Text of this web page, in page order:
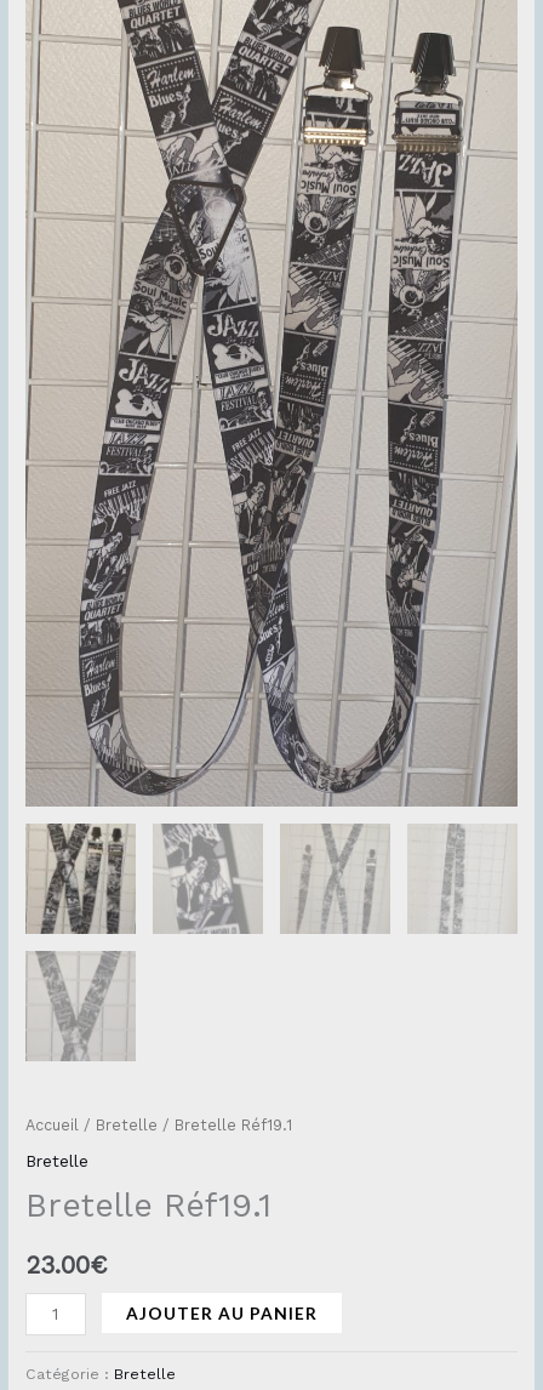
Accueil / Bretelle / Bretelle Réf19.1
Bretelle
Bretelle Réf19.1
23.00€
AJOUTER AU PANIER
Catégorie : Bretelle